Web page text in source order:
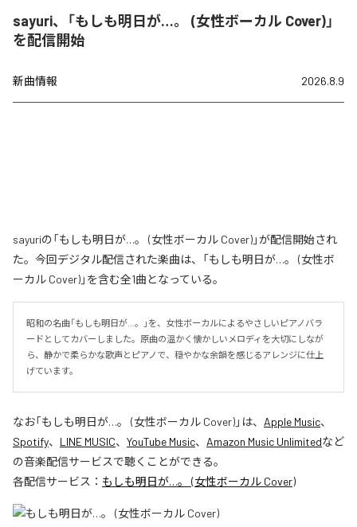
sayuri、「もしも明日が…。 (女性ボーカル Cover)」
を配信開始
新曲情報 2026.8.9
sayuriの「もしも明日が…。 (女性ボーカル Cover)」が配信開始され
た。今回デジタル配信された楽曲は、「もしも明日が…。 (女性ボ
ーカル Cover)」を含む全1曲となっている。
昭和の名曲「もしも明日が…。」を、女性ボーカルによるやさしいピアノバラ
ードとしてカバーしました。原曲の温かく懐かしいメロディを大切にしなが
ら、静かで柔らかな歌声とピアノで、穏やかな余韻を感じるアレンジに仕上
げています。
なお「もしも明日が…。 (女性ボーカル Cover)」は、 Apple Music、
Spotify、 LINE MUSIC、 YouTube Music、 Amazon Music Unlimitedなど
の音楽配信サービスで聴くことができる。
各配信サービス： もしも明日が…。 (女性ボーカル Cover)